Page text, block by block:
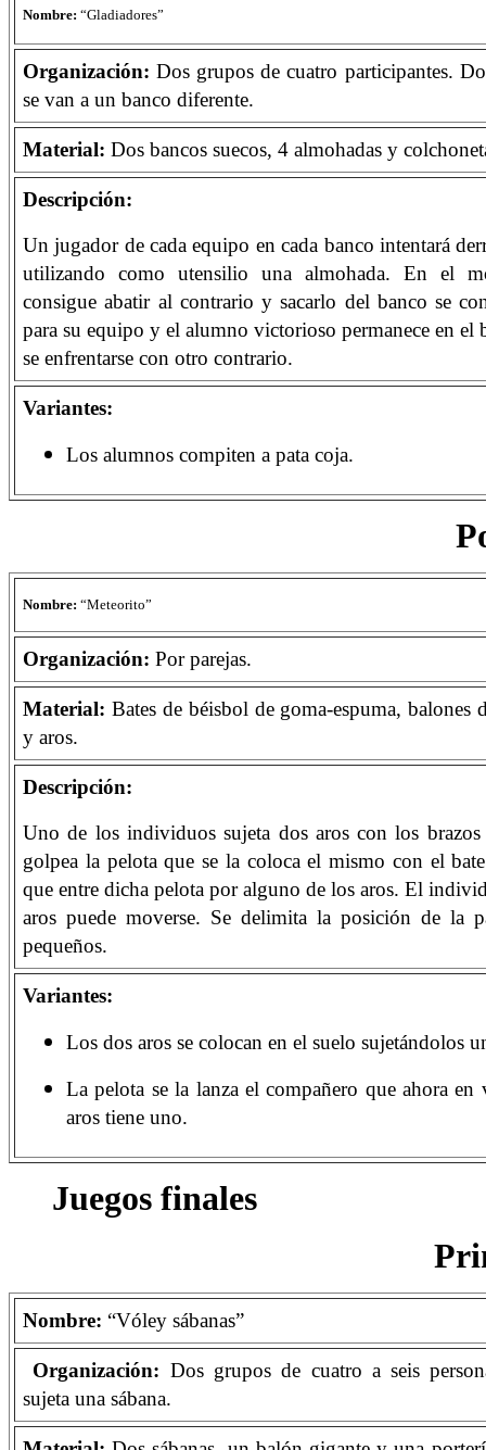
Nombre: “Gladiadores”
Organización:Dos grupos de cuatro participantes.
se van a un banco diferente.
Material: Dos bancos suecos, 4 almohadas y
Descripción:
Un jugador de cada equipo en cada banco intentará
utilizando como utensilio una almohada. En el
consigue abatir al contrario y sacarlo del banco se
para su equipo y el alumno victorioso permanece en el
se enfrentarse con otro contrario.
Variantes:
Los alumnos compiten a pata coja.
Nombre: “Meteorito”
Organización: Por parejas.
Material: Bates de béisbol de goma-espuma, balones
y aros.
Descripción:
Uno de los individuos sujeta dos aros con los
golpea la pelota que se la coloca el mismo con el
que entre dicha pelota por alguno de los aros. El
aros puede moverse. Se delimita la posición de la
pequeños.
Variantes:
Los dos aros se colocan en el suelo sujetándolos
La pelota se la lanza el compañero que ahora en
aros tiene uno.
Juegos finales
Nombre: “Vóley sábanas”
Organización: Dos grupos de cuatro a seis
sujeta una sábana.